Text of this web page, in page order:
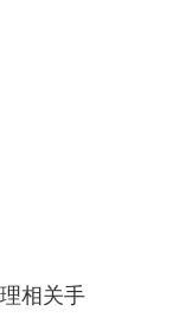
相关手